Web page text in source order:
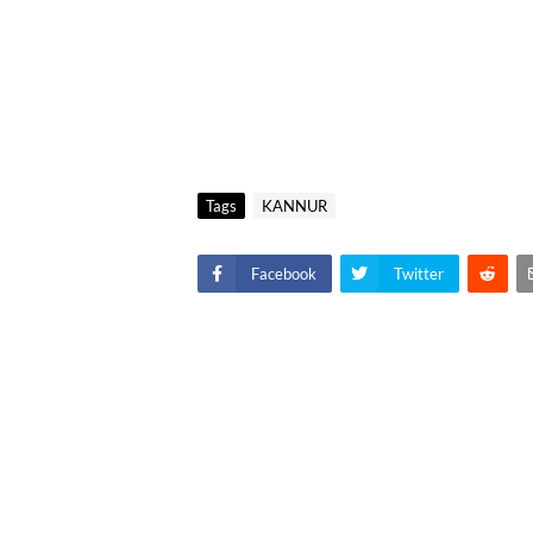
Tags KANNUR
Facebook Twitter